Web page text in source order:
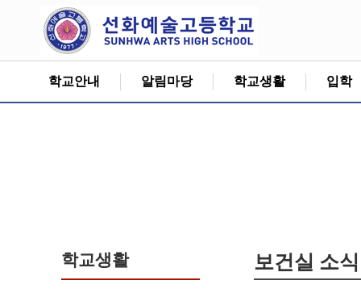
학교안내 알림마당 학교생활 입학
학교생활 보건실 소식